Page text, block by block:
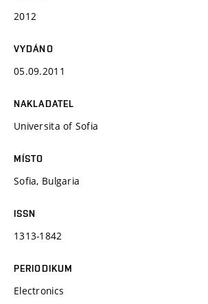
2012
VYDÁNO
05.09.2011
NAKLADATEL
Universita of Sofia
MÍSTO
Sofia, Bulgaria
ISSN
1313-1842
PERIODIKUM
Electronics